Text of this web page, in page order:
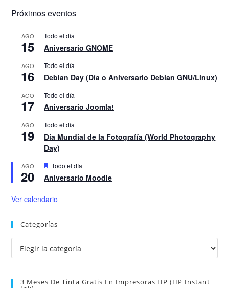
Próximos eventos
AGO
15
Todo el día
Aniversario GNOME
AGO
16
Todo el día
Debian Day (Día o Aniversario Debian GNU/Linux)
AGO
17
Todo el día
Aniversario Joomla!
AGO
19
Todo el día
Día Mundial de la Fotografía (World Photography
Day)
AGO
20
D
e
s
a
d
Todo el día
Aniversario Moodle
Ver calendario
Categorías
Categorías
3 Meses De Tinta Gratis En Impresoras HP (HP Instant